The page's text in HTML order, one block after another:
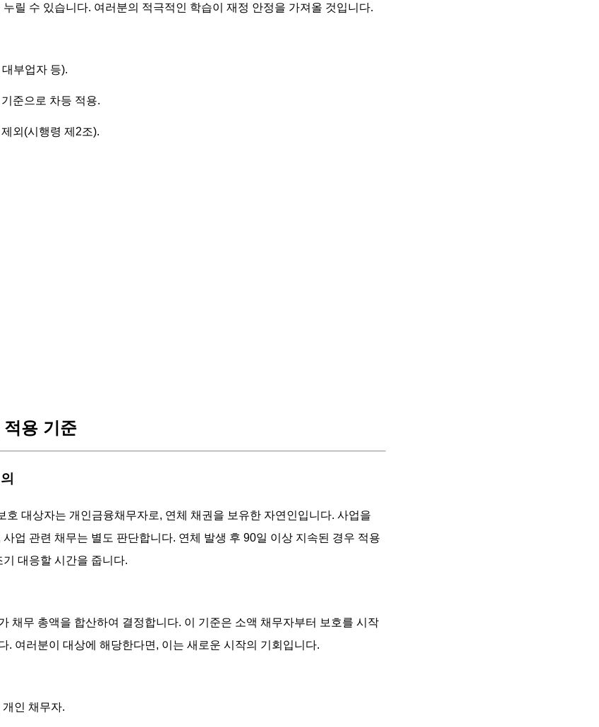
누릴 수 있습니다. 여러분의 적극적인 학습이 재정 안정을 가져올 것입니다.
부업자 등).
준으로 차등 적용.
외(시행령 제2조).
용 기준
호 대상자는 개인금융채무자로, 연체 채권을 보유한 자연인입니다. 사업을
업 관련 채무는 별도 판단합니다. 연체 발생 후 90일 이상 지속된 경우 적용
대응할 시간을 줍니다.
채무 총액을 합산하여 결정합니다. 이 기준은 소액 채무자부터 보호를 시작
. 여러분이 대상에 해당한다면, 이는 새로운 시작의 기회입니다.
인 채무자.